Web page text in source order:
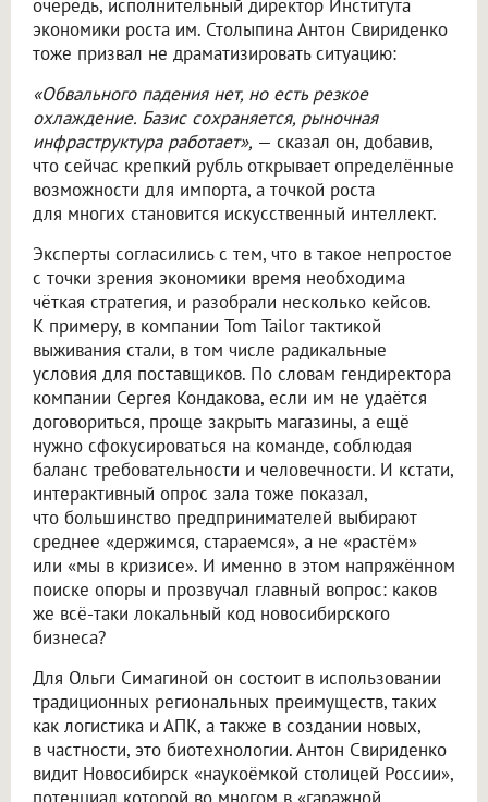
очередь, исполнительный директор Института
экономики роста им. Столыпина Антон Свириденко
тоже призвал не драматизировать ситуацию:
«Обвального падения нет, но есть резкое
охлаждение. Базис сохраняется, рыночная
инфраструктура работает», — сказал он, добавив,
что сейчас крепкий рубль открывает определённые
возможности для импорта, а точкой роста
для многих становится искусственный интеллект.
Эксперты согласились с тем, что в такое непростое
с точки зрения экономики время необходима
чёткая стратегия, и разобрали несколько кейсов.
К примеру, в компании Tom Tailor тактикой
выживания стали, в том числе радикальные
условия для поставщиков. По словам гендиректора
компании Сергея Кондакова, если им не удаётся
договориться, проще закрыть магазины, а ещё
нужно сфокусироваться на команде, соблюдая
баланс требовательности и человечности. И кстати,
интерактивный опрос зала тоже показал,
что большинство предпринимателей выбирают
среднее «держимся, стараемся», а не «растём»
или «мы в кризисе». И именно в этом напряжённом
поиске опоры и прозвучал главный вопрос: каков
же всё-таки локальный код новосибирского
бизнеса?
Для Ольги Симагиной он состоит в использовании
традиционных региональных преимуществ, таких
как логистика и АПК, а также в создании новых,
в частности, это биотехнологии. Антон Свириденко
видит Новосибирск «наукоёмкой столицей России»,